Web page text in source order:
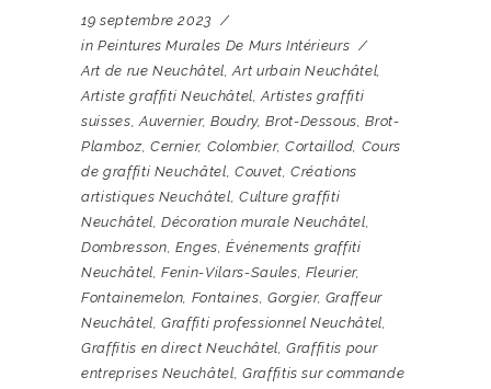
19 septembre 2023
in Peintures Murales De Murs Intérieurs
Art de rue Neuchâtel,Art urbain Neuchâtel,
Artiste graffiti Neuchâtel,Artistes graffiti
suisses,Auvernier,Boudry,Brot-Dessous,Brot-
Plamboz, Cernier, Colombier, Cortaillod, Cours
de graffiti Neuchâtel, Couvet,Créations
artistiques Neuchâtel, Culture graffiti
Neuchâtel,Décoration murale Neuchâtel,
Dombresson, Enges,Événements graffiti
Neuchâtel,Fenin-Vilars-Saules, Fleurier,
Fontainemelon, Fontaines, Gorgier, Graffeur
Neuchâtel,Graffiti professionnel Neuchâtel,
Graffitis en direct Neuchâtel,Graffitis pour
entreprises Neuchâtel, Graffitis sur commande